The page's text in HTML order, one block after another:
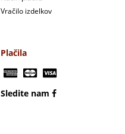
Vračilo izdelkov
Plačila
Sledite nam